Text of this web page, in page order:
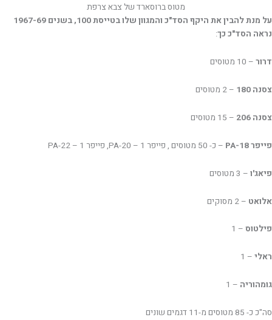
מטוס ברוסארד של צבא צרפת
על מנת להבין את היקף הסד"כ והמגוון שלו בטייסת 100, בשנים 1967-69
נראה הסד"כ כך:
דרור – 10 מטוסים
צסנה 180 – 2 מטוסים
צסנה 206 – 15 מטוסים
פייפר PA-18 – כ- 50 מטוסים , פייפר PA-20 – 1, פייפר PA-22 – 1
פיאג'ו – 3 מטוסים
אלואט – 2 מסוקים
פילטוס – 1
ראלי – 1
גומהוריה – 1
סה"כ כ- 85 מטוסים מ-11 דגמים שונים